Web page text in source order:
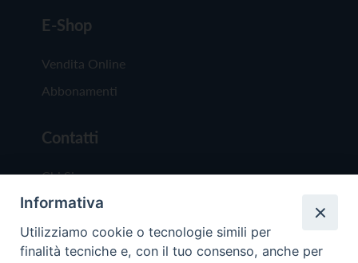
E-Shop
Vendita Online
Abbonamenti
Contatti
Chi Siamo
Redazione
Scrivici
Informativa
Utilizziamo cookie o tecnologie simili per
finalità tecniche e, con il tuo consenso, anche per